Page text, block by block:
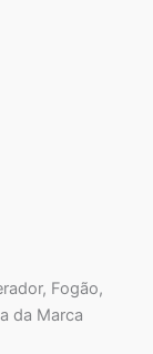
Fogão,
da Marca